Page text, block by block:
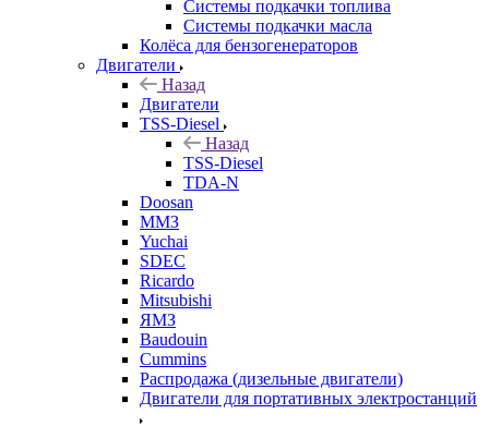
Системы подкачки топлива
Системы подкачки масла
Колёса для бензогенераторов
Двигатели
Назад
Двигатели
TSS-Diesel
Назад
TSS-Diesel
TDA-N
Doosan
ММЗ
Yuchai
SDEC
Ricardo
Mitsubishi
ЯМЗ
Baudouin
Cummins
Распродажа (дизельные двигатели)
Двигатели для портативных электростанций